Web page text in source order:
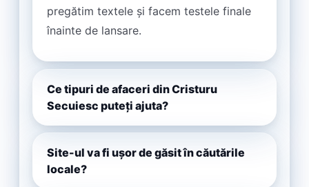
pregătim textele și facem testele finale
înainte de lansare.
Ce tipuri de afaceri din Cristuru
Secuiesc puteți ajuta?
Site-ul va fi ușor de găsit în căutările
locale?